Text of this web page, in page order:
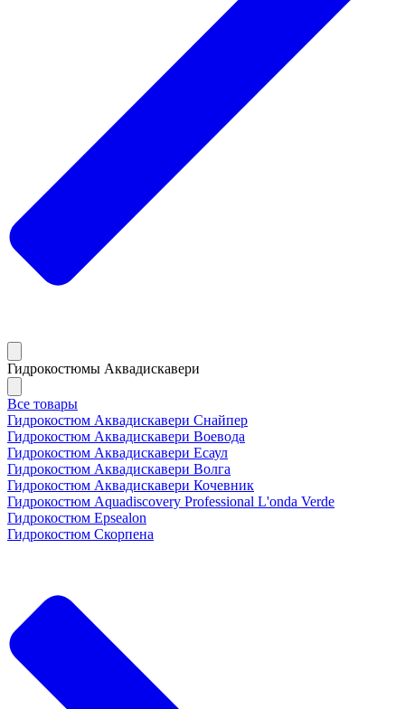
Гидрокостюмы Аквадискавери
Все товары
Гидрокостюм Аквадискавери Снайпер
Гидрокостюм Аквадискавери Воевода
Гидрокостюм Аквадискавери Есаул
Гидрокостюм Аквадискавери Волга
Гидрокостюм Аквадискавери Кочевник
Гидрокостюм Aquadiscovery Professional L'onda Verde
Гидрокостюм Epsealon
Гидрокостюм Скорпена